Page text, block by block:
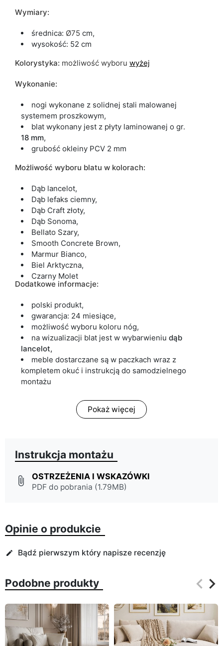
Wymiary:
średnica: Ø75 cm,
wysokość: 52 cm
Kolorystyka: możliwość wyboru wyżej
Wykonanie:
nogi wykonane z solidnej stali malowanej
systemem proszkowym,
blat wykonany jest z płyty laminowanej o gr.
18 mm,
grubość okleiny PCV 2 mm
Możliwość wyboru blatu w kolorach:
Dąb lancelot,
Dąb lefaks ciemny,
Dąb Craft złoty,
Dąb Sonoma,
Bellato Szary,
Smooth Concrete Brown,
Marmur Bianco,
Biel Arktyczna,
Czarny Molet
Dodatkowe informacje:
polski produkt,
gwarancja: 24 miesiące,
możliwość wyboru koloru nóg,
na wizualizacji blat jest w wybarwieniu dąb
lancelot,
meble dostarczane są w paczkach wraz z
kompletem okuć i instrukcją do samodzielnego
montażu
Pokaż więcej
Instrukcja montażu
attach_file OSTRZEŻENIA I WSKAZÓWKI
PDF do pobrania (1.79MB)
Opinie o produkcie
edit Bądź pierwszym który napisze recenzję
Podobne produkty keyboard_arrow_left
keyboard_arrow_right